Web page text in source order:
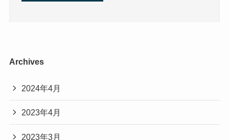
Archives
2024年4月
2023年4月
2023年3月